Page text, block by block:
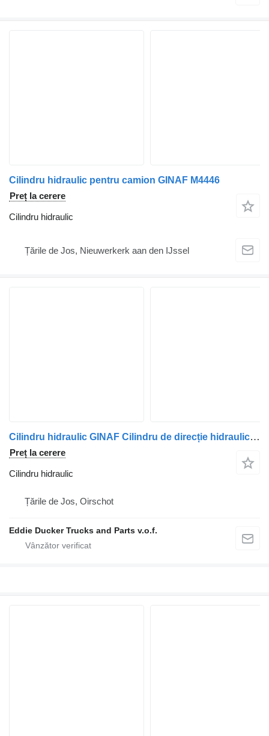
Cilindru hidraulic pentru camion GINAF M4446
Preț la cerere
Cilindru hidraulic
Țările de Jos, Nieuwerkerk aan den IJssel
Cilindru hidraulic GINAF Cilindru de direcție hidraulic pentru camion
Preț la cerere
Cilindru hidraulic
Țările de Jos, Oirschot
Eddie Ducker Trucks and Parts v.o.f.